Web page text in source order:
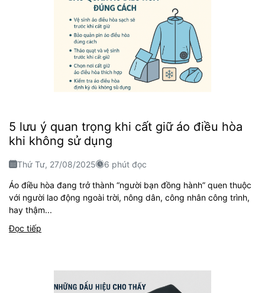
5 lưu ý quan trọng khi cất giữ áo điều hòa
khi không sử dụng
Thứ Tư, 27/08/2025 6 phút đọc
Áo điều hòa đang trở thành “người bạn đồng hành” quen thuộc
với người lao động ngoài trời, nông dân, công nhân công trình,
hay thậm...
Đọc tiếp